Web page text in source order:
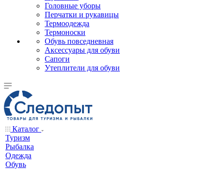
Головные уборы
Перчатки и рукавицы
Термоодежда
Термоноски
Обувь повседневная
Аксессуары для обуви
Сапоги
Утеплители для обуви
Каталог
Туризм
Рыбалка
Одежда
Обувь